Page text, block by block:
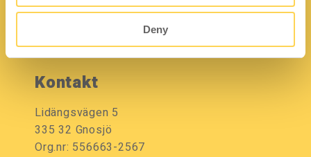
Deny
Kontakt
Lidängsvägen 5
335 32 Gnosjö
Org.nr: 556663-2567